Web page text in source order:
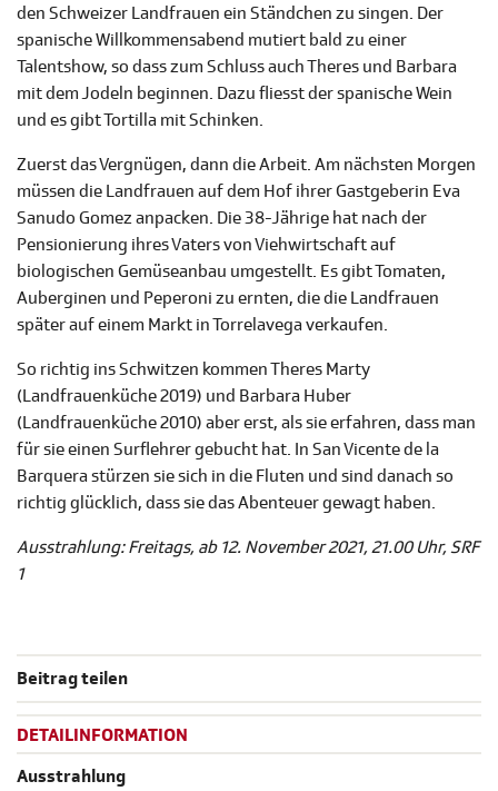
den Schweizer Landfrauen ein Ständchen zu singen. Der
spanische Willkommensabend mutiert bald zu einer
Talentshow, so dass zum Schluss auch Theres und Barbara
mit dem Jodeln beginnen. Dazu fliesst der spanische Wein
und es gibt Tortilla mit Schinken.
Zuerst das Vergnügen, dann die Arbeit. Am nächsten Morgen
müssen die Landfrauen auf dem Hof ihrer Gastgeberin Eva
Sanudo Gomez anpacken. Die 38-Jährige hat nach der
Pensionierung ihres Vaters von Viehwirtschaft auf
biologischen Gemüseanbau umgestellt. Es gibt Tomaten,
Auberginen und Peperoni zu ernten, die die Landfrauen
später auf einem Markt in Torrelavega verkaufen.
So richtig ins Schwitzen kommen Theres Marty
(Landfrauenküche 2019) und Barbara Huber
(Landfrauenküche 2010) aber erst, als sie erfahren, dass man
für sie einen Surflehrer gebucht hat. In San Vicente de la
Barquera stürzen sie sich in die Fluten und sind danach so
richtig glücklich, dass sie das Abenteuer gewagt haben.
Ausstrahlung: Freitags, ab 12. November 2021, 21.00 Uhr, SRF
1
Beitrag teilen
DETAILINFORMATION
Ausstrahlung